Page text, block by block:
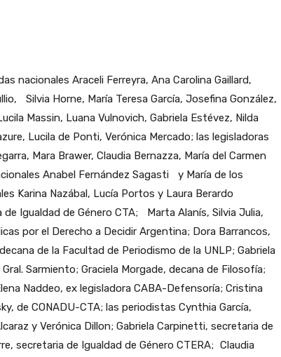
nacionales Araceli Ferreyra, Ana Carolina Gaillard,
Silvia Horne, María Teresa García, Josefina González,
Massin, Luana Vulnovich, Gabriela Estévez, Nilda
Lucila de Ponti, Verónica Mercado; las legisladoras
Mara Brawer, Claudia Bernazza, María del Carmen
Anabel Fernández Sagasti y María de los
Karina Nazábal, Lucía Portos y Laura Berardo
Igualdad de Género CTA; Marta Alanís, Silvia Julia,
por el Derecho a Decidir Argentina; Dora Barrancos,
de la Facultad de Periodismo de la UNLP; Gabriela
Sarmiento; Graciela Morgade, decana de Filosofía;
Naddeo, ex legisladora CABA-Defensoría; Cristina
de CONADU-CTA; las periodistas Cynthia García,
y Verónica Dillon; Gabriela Carpinetti, secretaria de
secretaria de Igualdad de Género CTERA; Claudia